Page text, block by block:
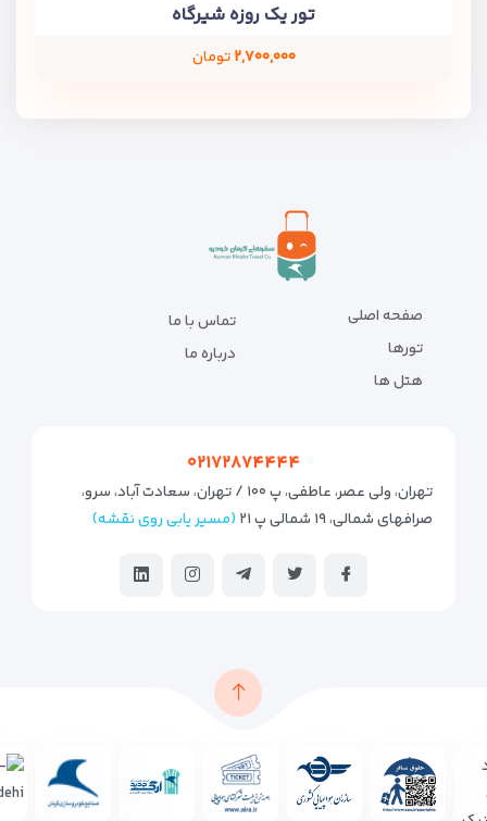
تور یک روزه شیرگاه
۲,۷۰۰,۰۰۰تومان
صفحه اصلی
تورها
هتل ها
تماس با ما
درباره ما
۰۲۱۷۲۸۷۴۴۴۴
تهران، ولی عصر، عاطفی، پ ۱۰۰ / تهران، سعادت آباد، سرو،
صرافهای شمالی، ۱۹ شمالی پ ۲۱
(مسیر یابی روی نقشه)